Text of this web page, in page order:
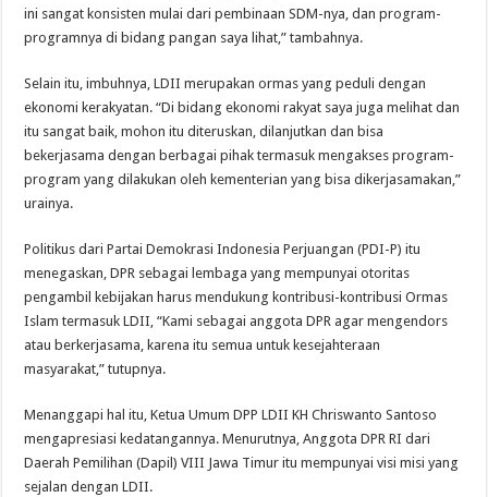
ini sangat konsisten mulai dari pembinaan SDM-nya, dan program-
programnya di bidang pangan saya lihat,” tambahnya.
Selain itu, imbuhnya, LDII merupakan ormas yang peduli dengan
ekonomi kerakyatan. “Di bidang ekonomi rakyat saya juga melihat dan
itu sangat baik, mohon itu diteruskan, dilanjutkan dan bisa
bekerjasama dengan berbagai pihak termasuk mengakses program-
program yang dilakukan oleh kementerian yang bisa dikerjasamakan,”
urainya.
Politikus dari Partai Demokrasi Indonesia Perjuangan (PDI-P) itu
menegaskan, DPR sebagai lembaga yang mempunyai otoritas
pengambil kebijakan harus mendukung kontribusi-kontribusi Ormas
Islam termasuk LDII, “Kami sebagai anggota DPR agar mengendors
atau berkerjasama, karena itu semua untuk kesejahteraan
masyarakat,” tutupnya.
Menanggapi hal itu, Ketua Umum DPP LDII KH Chriswanto Santoso
mengapresiasi kedatangannya. Menurutnya, Anggota DPR RI dari
Daerah Pemilihan (Dapil) VIII Jawa Timur itu mempunyai visi misi yang
sejalan dengan LDII.